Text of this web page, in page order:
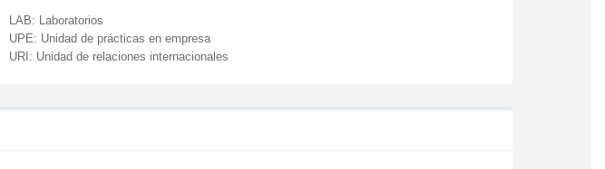
LAB: Laboratorios
UPE: Unidad de prácticas en empresa
URI: Unidad de relaciones internacionales